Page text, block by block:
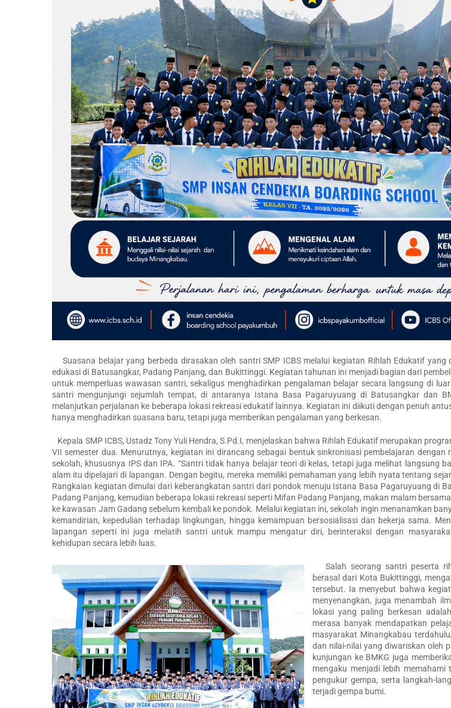
Suasana belajar yang berbeda dirasakan oleh santri SMP ICBS melalui kegiatan Rihlah Edukatif yang
edukasi di Batusangkar, Padang Panjang, dan Bukittinggi. Kegiatan tahunan ini menjadi bagian dari
untuk memperluas wawasan santri, sekaligus menghadirkan pengalaman belajar secara langsung di
santri mengunjungi sejumlah tempat, di antaranya Istana Basa Pagaruyuang di Batusangkar dan
melanjutkan perjalanan ke beberapa lokasi rekreasi edukatif lainnya. Kegiatan ini diikuti dengan penuh
hanya menghadirkan suasana baru, tetapi juga memberikan pengalaman yang berkesan.
Kepala SMP ICBS, Ustadz Tony Yuli Hendra, S.Pd.I, menjelaskan bahwa Rihlah Edukatif merupakan
VII semester dua. Menurutnya, kegiatan ini dirancang sebagai bentuk sinkronisasi pembelajaran dengan
sekolah, khususnya IPS dan IPA. “Santri tidak hanya belajar teori di kelas, tetapi juga melihat langsung
alam itu dipelajari di lapangan. Dengan begitu, mereka memiliki pemahaman yang lebih nyata tentang
Rangkaian kegiatan dimulai dari keberangkatan santri dari pondok menuju Istana Basa Pagaruyuang di
Padang Panjang, kemudian beberapa lokasi rekreasi seperti Mifan Padang Panjang, makan malam
ke kawasan Jam Gadang sebelum kembali ke pondok. Melalui kegiatan ini, sekolah ingin menanamkan
kemandirian, kepedulian terhadap lingkungan, hingga kemampuan bersosialisasi dan bekerja sama.
lapangan seperti ini juga melatih santri untuk mampu mengatur diri, berinteraksi dengan
kehidupan secara lebih luas.
Salah seorang santri peserta
berasal dari Kota Bukittinggi,
tersebut. Ia menyebut bahwa
menyenangkan, juga menambah
lokasi yang paling berkesan
merasa banyak mendapatkan
masyarakat Minangkabau
dan nilai-nilai yang diwariskan oleh
kunjungan ke BMKG juga
mengaku menjadi lebih
pengukur gempa, serta langkah-
terjadi gempa bumi.